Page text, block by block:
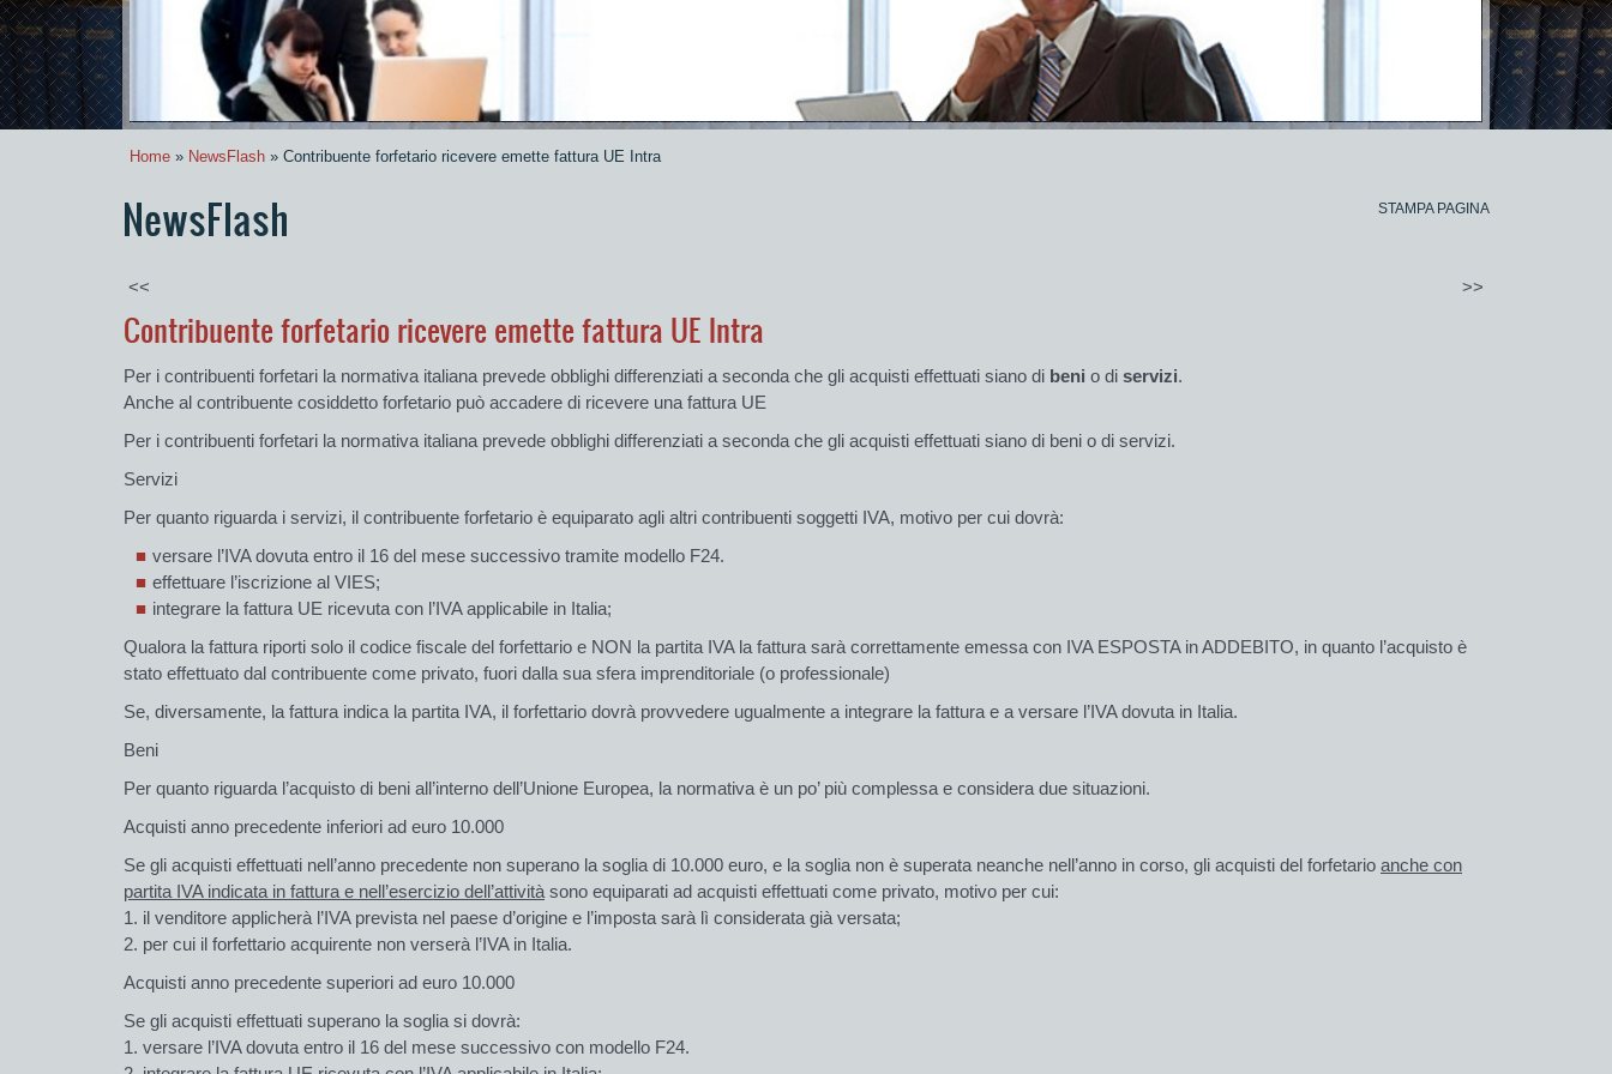
Home » NewsFlash » Contribuente forfetario ricevere emette fattura UE Intra
NewsFlash STAMPA PAGINA
<< >>
Contribuente forfetario ricevere emette fattura UE Intra
Per i contribuenti forfetari la normativa italiana prevede obblighi differenziati a seconda che gli acquisti effettuati siano di beni o di servizi.
Anche al contribuente cosiddetto forfetario può accadere di ricevere una fattura UE
Per i contribuenti forfetari la normativa italiana prevede obblighi differenziati a seconda che gli acquisti effettuati siano di beni o di servizi.
Servizi
Per quanto riguarda i servizi, il contribuente forfetario è equiparato agli altri contribuenti soggetti IVA, motivo per cui dovrà:
versare l’IVA dovuta entro il 16 del mese successivo tramite modello F24.
effettuare l’iscrizione al VIES;
integrare la fattura UE ricevuta con l’IVA applicabile in Italia;
Qualora la fattura riporti solo il codice fiscale del forfettario e NON la partita IVA la fattura sarà correttamente emessa con IVA ESPOSTA in ADDEBITO, in quanto l’acquisto è
stato effettuato dal contribuente come privato, fuori dalla sua sfera imprenditoriale (o professionale)
Se, diversamente, la fattura indica la partita IVA, il forfettario dovrà provvedere ugualmente a integrare la fattura e a versare l’IVA dovuta in Italia.
Beni
Per quanto riguarda l’acquisto di beni all’interno dell’Unione Europea, la normativa è un po’ più complessa e considera due situazioni.
Acquisti anno precedente inferiori ad euro 10.000
Se gli acquisti effettuati nell’anno precedente non superano la soglia di 10.000 euro, e la soglia non è superata neanche nell’anno in corso, gli acquisti del forfetario anche con
partita IVA indicata in fattura e nell’esercizio dell’attività sono equiparati ad acquisti effettuati come privato, motivo per cui:
il venditore applicherà l’IVA prevista nel paese d’origine e l’imposta sarà lì considerata già versata;
per cui il forfettario acquirente non verserà l’IVA in Italia.
Acquisti anno precedente superiori ad euro 10.000
Se gli acquisti effettuati superano la soglia si dovrà:
versare l’IVA dovuta entro il 16 del mese successivo con modello F24.